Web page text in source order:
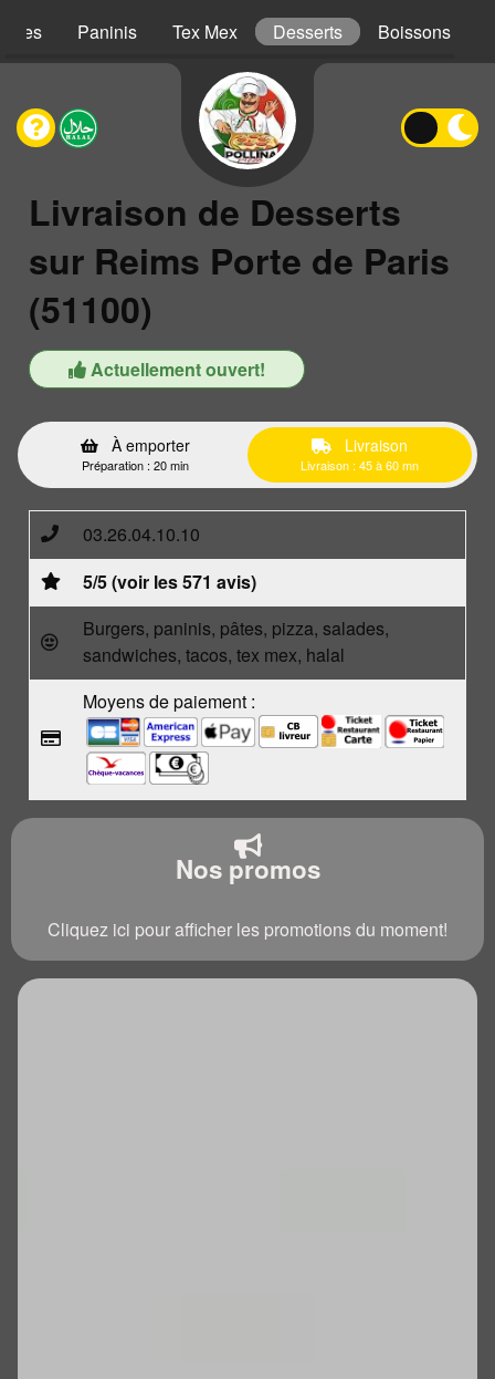
Paninis Tex Mex Desserts Boissons
Livraison de Desserts
sur Reims Porte de Paris
(51100)
Actuellement ouvert!
À emporter
Préparation : 20 min
Livraison
Livraison : 45 à 60 mn
03.26.04.10.10
5/5 (voir les 571 avis)
Burgers, paninis, pâtes, pizza, salades,
sandwiches, tacos, tex mex, halal
Moyens de paiement :
Nos promos
Cliquez ici pour afficher les promotions du moment!